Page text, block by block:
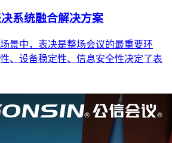
系统融合解决方案
景中，表决是整场会议的最重要环
、设备稳定性、信息安全性决定了表